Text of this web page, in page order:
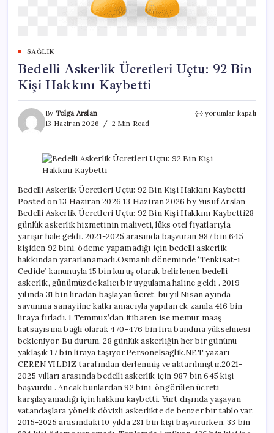
SAĞLIK
Bedelli Askerlik Ücretleri Uçtu: 92 Bin
Kişi Hakkını Kaybetti
By Tolga Arslan
13 Haziran 2026
2 Min Read
Bedelli
92
Bin
Hakkını
Kaybetti
için
yorumlar kapalı
Bedelli Askerlik Ücretleri Uçtu: 92 Bin Kişi Hakkını Kaybetti
Posted on 13 Haziran 2026 13 Haziran 2026 by Yusuf Arslan
Bedelli Askerlik Ücretleri Uçtu: 92 Bin Kişi Hakkını Kaybetti28
günlük askerlik hizmetinin maliyeti, lüks otel fiyatlarıyla
yarışır hale geldi. 2021-2025 arasında başvuran 987 bin 645
kişiden 92 bini, ödeme yapamadığı için bedelli askerlik
hakkından yararlanamadı.Osmanlı döneminde ‘Tenkisat-ı
Cedide’ kanunuyla 15 bin kuruş olarak belirlenen bedelli
askerlik, günümüzde kalıcı bir uygulama haline geldi . 2019
yılında 31 bin liradan başlayan ücret, bu yıl Nisan ayında
savunma sanayiine katkı amacıyla yapılan ek zamla 416 bin
liraya fırladı. 1 Temmuz’dan itibaren ise memur maaş
katsayısına bağlı olarak 470-476 bin lira bandına yükselmesi
bekleniyor. Bu durum, 28 günlük askerliğin her bir gününü
yaklaşık 17 bin liraya taşıyor.Personelsaglik.NET yazarı
CEREN YILDIZ tarafından derlenmiş ve aktarılmıştır.2021-
2025 yılları arasında bedelli askerlik için 987 bin 645 kişi
başvurdu . Ancak bunlardan 92 bini, öngörülen ücreti
karşılayamadığı için hakkını kaybetti. Yurt dışında yaşayan
vatandaşlara yönelik dövizli askerlikte de benzer bir tablo var.
2015-2025 arasındaki 10 yılda 281 bin kişi başvururken, 33 bin